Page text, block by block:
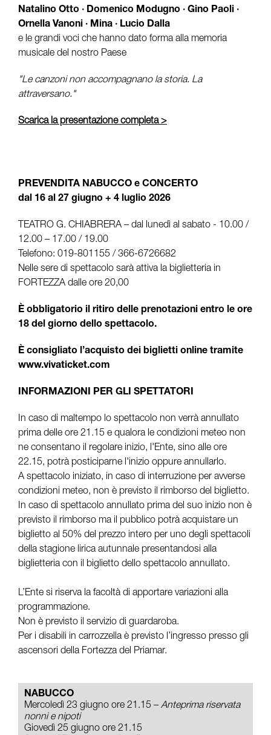
Natalino Otto · Domenico Modugno · Gino Paoli ·
Ornella Vanoni · Mina · Lucio Dalla
e le grandi voci che hanno dato forma alla memoria
musicale del nostro Paese
"Le canzoni non accompagnano la storia. La
attraversano."
Scarica la presentazione completa >
PREVENDITA NABUCCO e CONCERTO
dal 16 al 27 giugno + 4 luglio 2026
TEATRO G. CHIABRERA – dal lunedì al sabato - 10.00 /
12.00 – 17.00 / 19.00
Telefono: 019-801155 / 366-6726682
Nelle sere di spettacolo sarà attiva la biglietteria in
FORTEZZA dalle ore 20,00
È obbligatorio il ritiro delle prenotazioni entro le ore
18 del giorno dello spettacolo.
È consigliato l’acquisto dei biglietti online tramite
www.vivaticket.com
INFORMAZIONI PER GLI SPETTATORI
In caso di maltempo lo spettacolo non verrà annullato
prima delle ore 21.15 e qualora le condizioni meteo non
ne consentano il regolare inizio, l'Ente, sino alle ore
22.15, potrà posticiparne l'inizio oppure annullarlo.
A spettacolo iniziato, in caso di interruzione per avverse
condizioni meteo, non è previsto il rimborso del biglietto.
In caso di spettacolo annullato prima del suo inizio non è
previsto il rimborso ma il pubblico potrà acquistare un
biglietto al 50% del prezzo intero per uno degli spettacoli
della stagione lirica autunnale presentandosi alla
biglietteria con il biglietto dello spettacolo annullato.
L’Ente si riserva la facoltà di apportare variazioni alla
programmazione.
Non è previsto il servizio di guardaroba.
Per i disabili in carrozzella è previsto l’ingresso presso gli
ascensori della Fortezza del Priamar.
NABUCCO
Mercoledì 23 giugno ore 21.15 – Anteprima riservata
nonni e nipoti
Giovedì 25 giugno ore 21.15